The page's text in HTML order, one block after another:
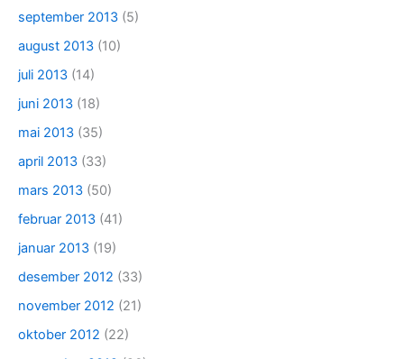
september 2013 (5)
august 2013 (10)
juli 2013 (14)
juni 2013 (18)
mai 2013 (35)
april 2013 (33)
mars 2013 (50)
februar 2013 (41)
januar 2013 (19)
desember 2012 (33)
november 2012 (21)
oktober 2012 (22)